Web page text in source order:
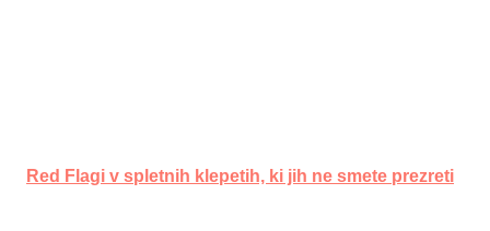
Red Flagi v spletnih klepetih, ki jih ne smete prezreti